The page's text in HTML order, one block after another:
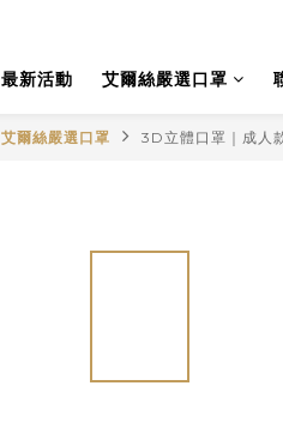
最新活動 艾爾絲嚴選口罩
艾爾絲嚴選口罩 3D立體口罩｜成人